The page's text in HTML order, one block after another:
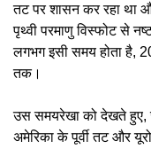
तट पर शासन कर रहा था
पृथ्वी परमाणु विस्फोट से
लगभग इसी समय होता है,
तक।
उस समयरेखा को देखते हुए,
अमेरिका के पूर्वी तट और